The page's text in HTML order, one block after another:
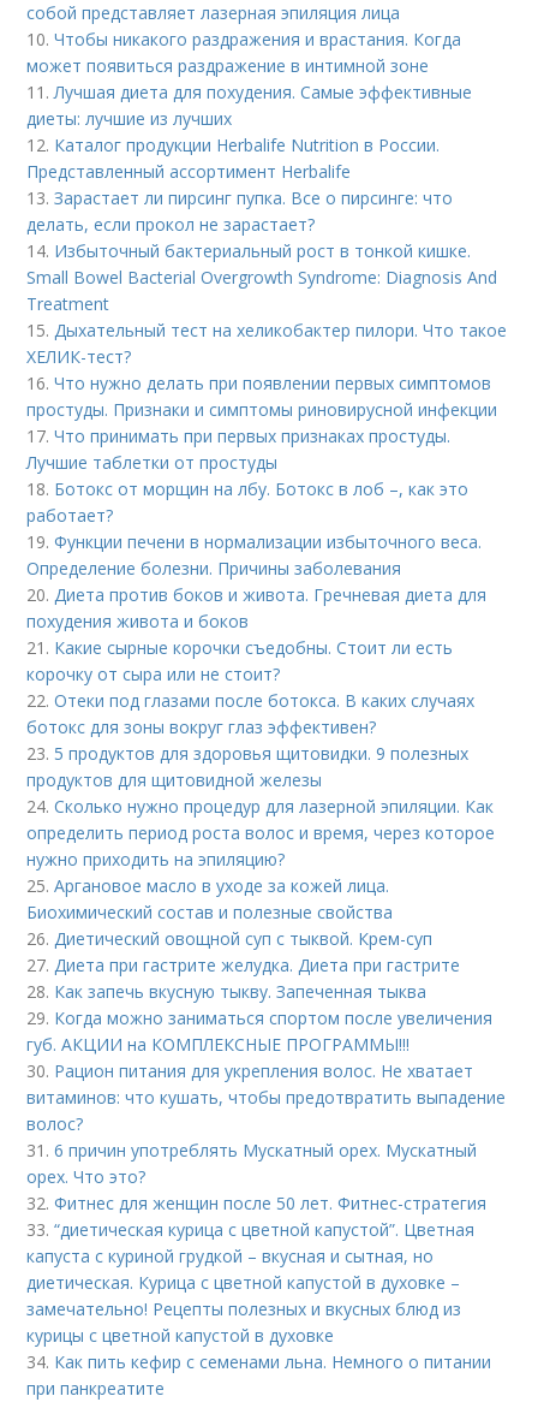
собой представляет лазерная эпиляция лица
10.Чтобы никакого раздражения и врастания. Когда
может появиться раздражение в интимной зоне
11.Лучшая диета для похудения. Самые эффективные
диеты: лучшие из лучших
12. Каталог продукции Herbalife Nutrition в России.
Представленный ассортимент Herbalife
13.Зарастает ли пирсинг пупка. Все о пирсинге: что
делать, если прокол не зарастает?
14. Избыточный бактериальный рост в тонкой кишке.
Small Bowel Bacterial Overgrowth Syndrome: Diagnosis And
Treatment
15.Дыхательный тест на хеликобактер пилори. Что такое
ХЕЛИК-тест?
16.Что нужно делать при появлении первых симптомов
простуды. Признаки и симптомы риновирусной инфекции
17.Что принимать при первых признаках простуды.
Лучшие таблетки от простуды
18. Ботокс от морщин на лбу. Ботокс в лоб –, как это
работает?
19.Функции печени в нормализации избыточного веса.
Определение болезни. Причины заболевания
20.Диета против боков и живота. Гречневая диета для
похудения живота и боков
21. Какие сырные корочки съедобны. Стоит ли есть
корочку от сыра или не стоит?
22.Отеки под глазами после ботокса. В каких случаях
ботокс для зоны вокруг глаз эффективен?
23. 5 продуктов для здоровья щитовидки. 9 полезных
продуктов для щитовидной железы
24.Сколько нужно процедур для лазерной эпиляции. Как
определить период роста волос и время, через которое
нужно приходить на эпиляцию?
25.Аргановое масло в уходе за кожей лица.
Биохимический состав и полезные свойства
26.Диетический овощной суп с тыквой. Крем-суп
27.Диета при гастрите желудка. Диета при гастрите
28. Как запечь вкусную тыкву. Запеченная тыква
29. Когда можно заниматься спортом после увеличения
губ. АКЦИИ на КОМПЛЕКСНЫЕ ПРОГРАММЫ!!!
30. Рацион питания для укрепления волос. Не хватает
витаминов: что кушать, чтобы предотвратить выпадение
волос?
31.6 причин употреблять Мускатный орех. Мускатный
орех. Что это?
32.Фитнес для женщин после 50 лет. Фитнес-стратегия
33.“диетическая курица с цветной капустой”. Цветная
капуста с куриной грудкой – вкусная и сытная, но
диетическая. Курица с цветной капустой в духовке –
замечательно! Рецепты полезных и вкусных блюд из
курицы с цветной капустой в духовке
34. Как пить кефир с семенами льна. Немного о питании
при панкреатите